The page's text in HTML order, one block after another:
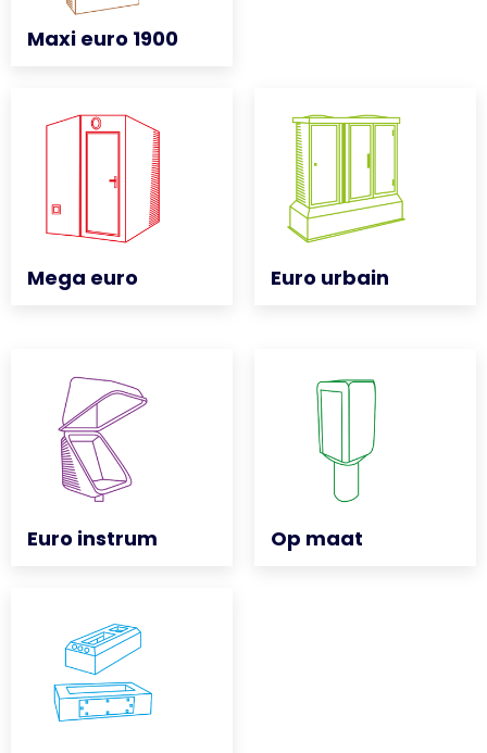
Maxi euro 1900
Maxi euro 1900
Mega euro
Mega euro Euro urbain
Euro urbain
Euro instrum
Euro instrum Op maat
Op maat